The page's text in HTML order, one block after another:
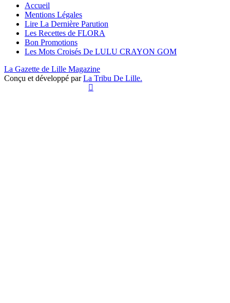
Accueil
Mentions Légales
Lire La Dernière Parution
Les Recettes de FLORA
Bon Promotions
Les Mots Croisés De LULU CRAYON GOM
La Gazette de Lille Magazine
Conçu et développé parLa Tribu De Lille.